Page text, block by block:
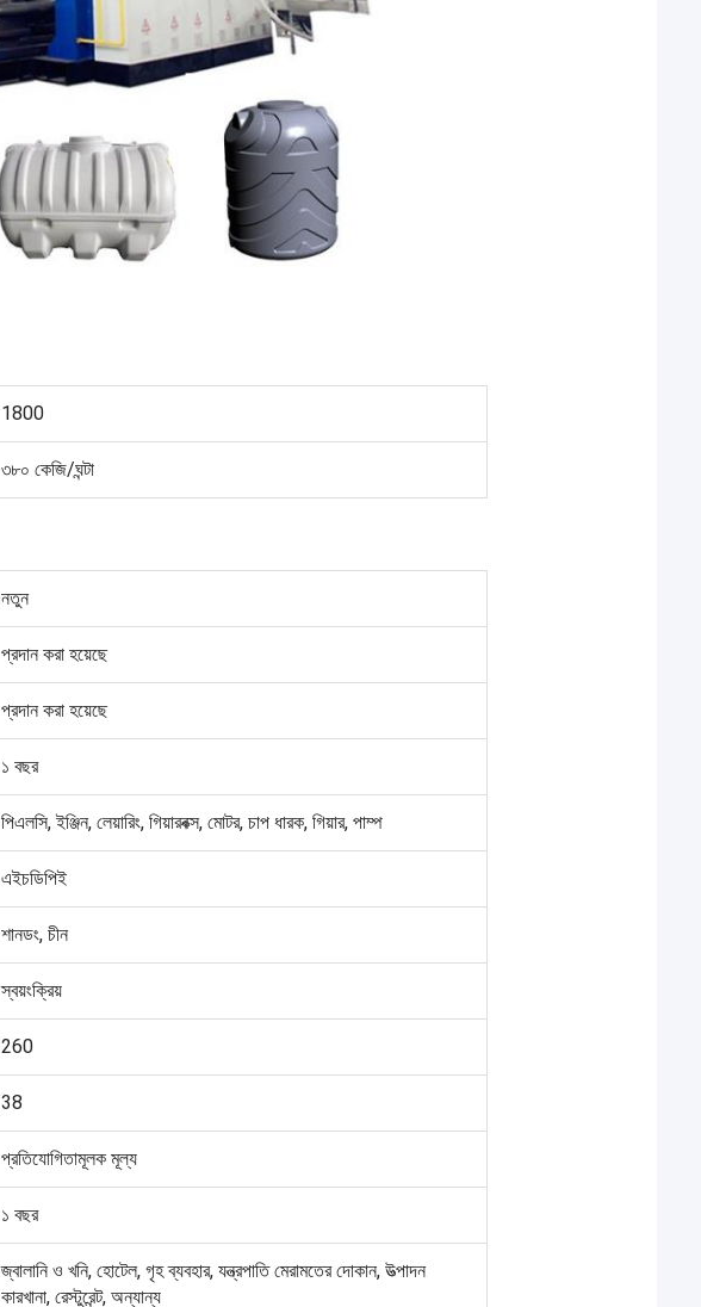
1800
৩৮০ কেজি/ঘন্টা
নতুন
প্রদান করা হয়েছে
প্রদান করা হয়েছে
১ বছর
পিএলসি, ইঞ্জিন, লেয়ারিং, গিয়ারবক্স, মোটর, চাপ ধারক, গিয়ার, পাম্প
এইচডিপিই
শানডং, চীন
স্বয়ংক্রিয়
260
38
প্রতিযোগিতামূলক মূল্য
১ বছর
জ্বালানি ও খনি, হোটেল, গৃহ ব্যবহার, যন্ত্রপাতি মেরামতের দোকান, উত্পাদন
কারখানা, রেস্টুরেন্ট, অন্যান্য